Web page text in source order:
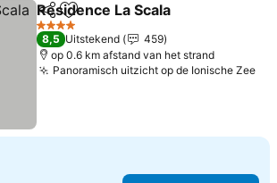
DelenToevoegen aan favorieten
Residence La Scala
4 Sterren
8,5 Uitstekend
459
op 0.6 km afstand van het strand
Panoramisch uitzicht op de Ionische Zee